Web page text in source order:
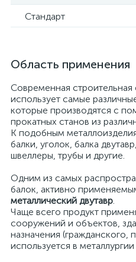
Стандарт
Область применения
Современная
использует самые
которые производятся с
прокатных станов из
К подобным
балки, уголок, балка
швеллеры, трубы и другие.
Одним из самых
балок, активно
металлический двутавр.
Чаще всего продукт
сооружений и объектов,
назначения (гражданского,
используется в